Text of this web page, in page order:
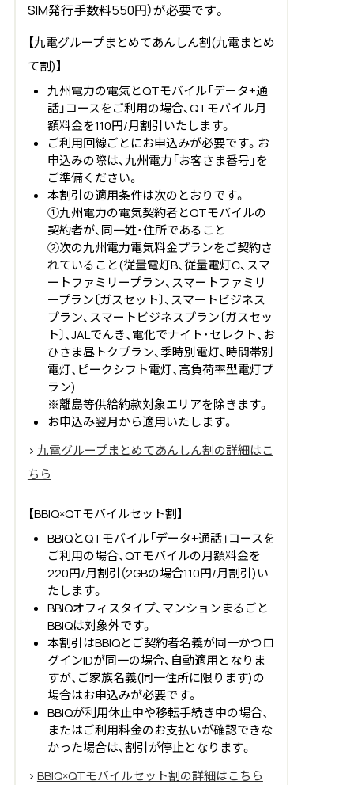
SIM発行手数料550円）が必要です。
【九電グループまとめてあんしん割(九電まとめ
て割)】
九州電力の電気とQTモバイル「データ+通
話」コースをご利用の場合、QTモバイル月
額料金を110円/月割引いたします。
ご利用回線ごとにお申込みが必要です。お
申込みの際は、九州電力「お客さま番号」を
ご準備ください。
本割引の適用条件は次のとおりです。
①九州電力の電気契約者とQTモバイルの
契約者が、同一姓･住所であること
②次の九州電力電気料金プランをご契約さ
れていること(従量電灯B、従量電灯C、スマ
ートファミリープラン、スマートファミリ
ープラン〔ガスセット〕、スマートビジネス
プラン、スマートビジネスプラン〔ガスセッ
ト〕、JALでんき、電化でナイト･セレクト、お
ひさま昼トクプラン、季時別電灯、時間帯別
電灯、ピークシフト電灯、高負荷率型電灯プ
ラン)
※離島等供給約款対象エリアを除きます。
お申込み翌月から適用いたします。
> 九電グループまとめてあんしん割の詳細はこ
ちら
【BBIQ×QTモバイルセット割】
BBIQとQTモバイル「データ+通話」コースを
ご利用の場合、QTモバイルの月額料金を
220円/月割引(2GBの場合110円/月割引)い
たします。
BBIQオフィスタイプ、マンションまるごと
BBIQは対象外です。
本割引はBBIQとご契約者名義が同一かつロ
グインIDが同一の場合、自動適用となりま
すが、ご家族名義(同一住所に限ります)の
場合はお申込みが必要です。
BBIQが利用休止中や移転手続き中の場合、
またはご利用料金のお支払いが確認できな
かった場合は、割引が停止となります。
> BBIQ×QTモバイルセット割の詳細はこちら